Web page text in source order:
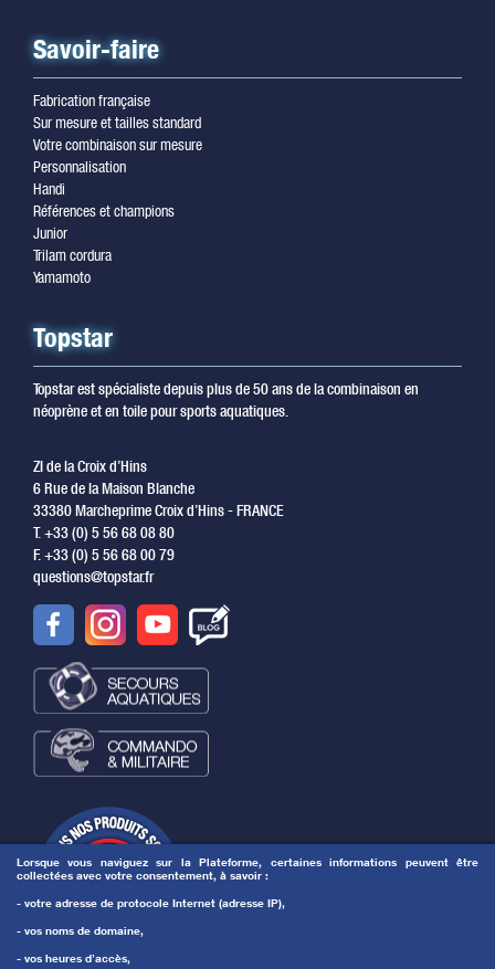
Lorsque vous naviguez sur la Plateforme, certaines informations peuvent être
collectées avec votre consentement, à savoir :
- votre adresse de protocole Internet (adresse IP),
- vos noms de domaine,
- vos heures d’accès,
Savoir-faire
Fabrication française
Sur mesure et tailles standard
Votre combinaison sur mesure
Personnalisation
Handi
Références et champions
Junior
Trilam cordura
Yamamoto
Topstar
Topstar est spécialiste depuis plus de 50 ans de la combinaison en
néoprène et en toile pour sports aquatiques.
ZI de la Croix d’Hins
6 Rue de la Maison Blanche
33380 Marcheprime Croix d’Hins - FRANCE
T. +33 (0) 5 56 68 08 80
F. +33 (0) 5 56 68 00 79
questions@topstar.fr